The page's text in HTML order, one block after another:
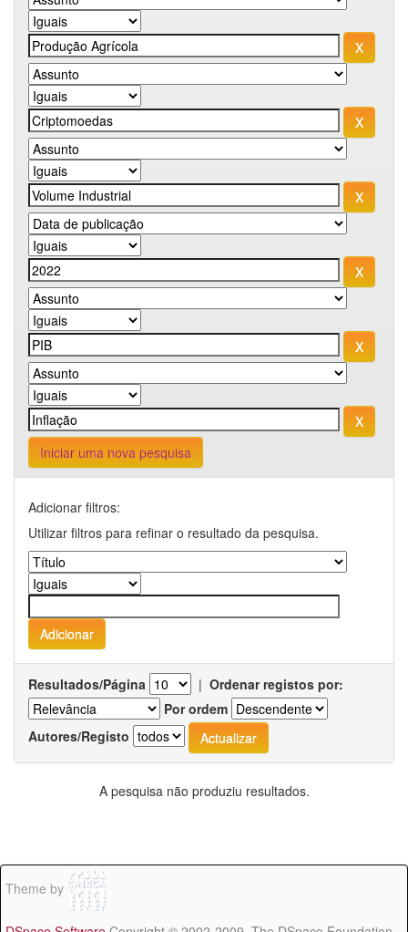
Iniciar uma nova pesquisa
Adicionar filtros:
Utilizar filtros para refinar o resultado da pesquisa.
Resultados/Página | Ordenar registos por:
Por ordem
Autores/Registo
A pesquisa não produziu resultados.
Theme by